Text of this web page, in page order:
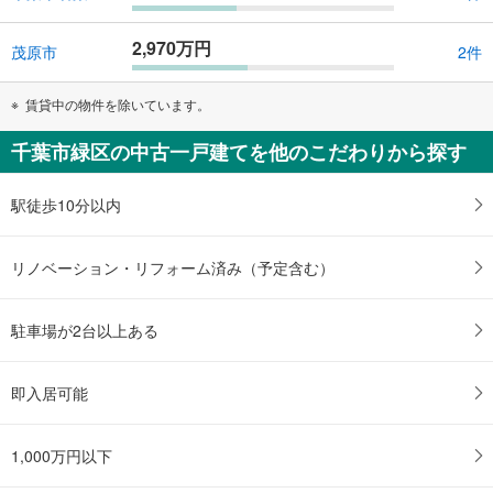
茂原市 2,970万円 2件
賃貸中の物件を除いています。
千葉市緑区の中古一戸建てを他のこだわりから探す
駅徒歩10分以内
リノベーション・リフォーム済み（予定含む）
駐車場が2台以上ある
即入居可能
1,000万円以下